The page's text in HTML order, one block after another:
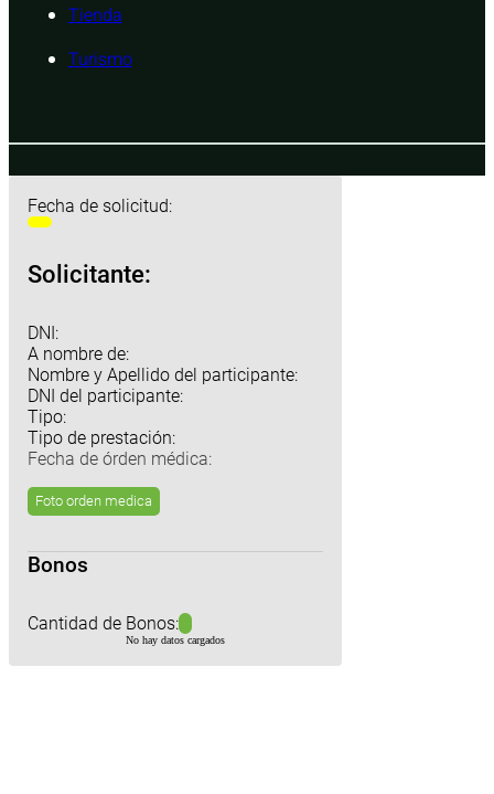
Tienda
Turismo
Fecha de solicitud:
Solicitante:
DNI:
A nombre de:
Nombre y Apellido del participante:
DNI del participante:
Tipo:
Tipo de prestación:
Fecha de órden médica:
Foto orden medica
Bonos
Cantidad de Bonos:
No hay datos cargados